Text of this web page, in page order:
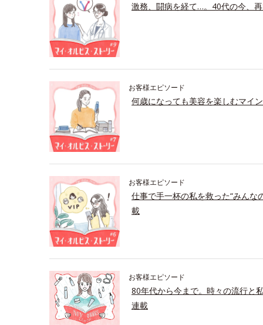
激務、闘病を経て…。40代の今、
お客様エピソード
何歳になっても美容を楽しむマイ
お客様エピソード
仕事で手一杯の私を救った“みんな
載
お客様エピソード
80年代から今まで。時々の流行と
連載